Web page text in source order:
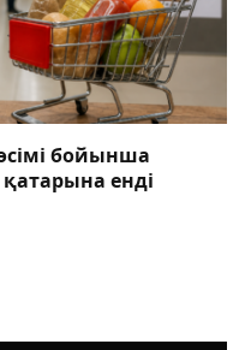
бойынша
қатарына енді